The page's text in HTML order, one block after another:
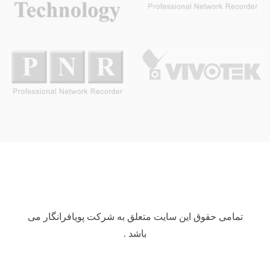
تمامی حقوق این سایت متعلق به شرکت پویافرانگار می
باشد .